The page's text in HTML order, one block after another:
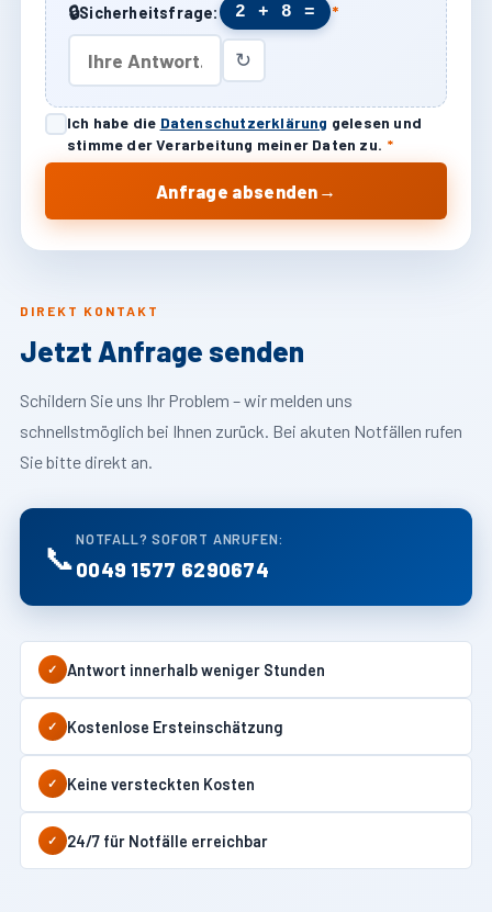
DIREKT KONTAKT
Jetzt Anfrage senden
Schildern Sie uns Ihr Problem – wir melden uns
schnellstmöglich bei Ihnen zurück. Bei akuten Notfällen rufen
Sie bitte direkt an.
📞 NOTFALL? SOFORT ANRUFEN:
0049 1577 6290674
✓ Antwort innerhalb weniger Stunden
✓ Kostenlose Ersteinschätzung
✓ Keine versteckten Kosten
✓ 24/7 für Notfälle erreichbar
🔒Sicherheitsfrage: 2 + 8 = *
↻
Ich habe die Datenschutzerklärung gelesen und
stimme der Verarbeitung meiner Daten zu. *
Anfrage absenden →